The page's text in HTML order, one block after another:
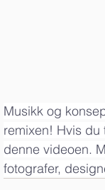
Musikk og
remixen! Hvis
denne videoen.
fotografer,